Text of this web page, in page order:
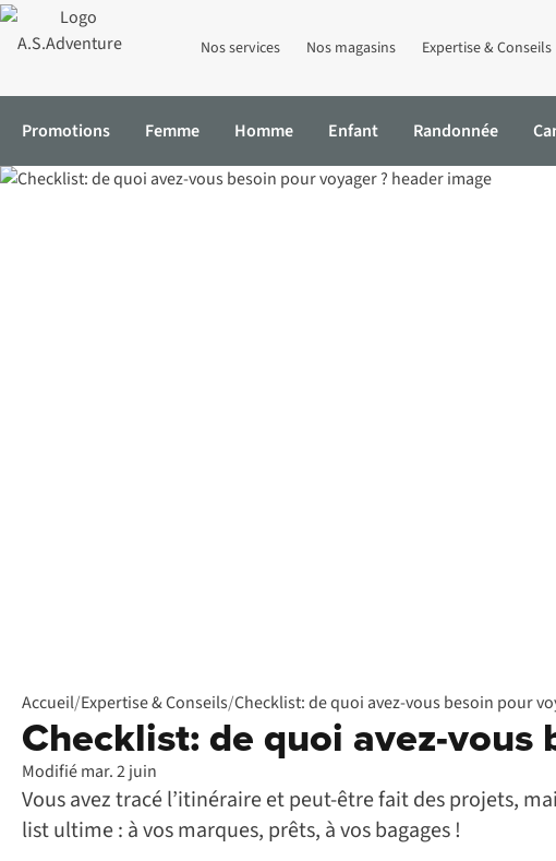
Nos services Nos magasins Expertise & Conseils
Promotions Femme Homme Enfant Randonnée
Accueil/Expertise & Conseils/Checklist: de quoi avez-vous besoin pour
Checklist: de quoi avez-vous
Modifié mar. 2 juin
Vous avez tracé l’itinéraire et peut-être fait des projets,
list ultime : à vos marques, prêts, à vos bagages !